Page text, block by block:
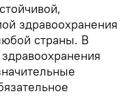
здравоохранения
страны. В